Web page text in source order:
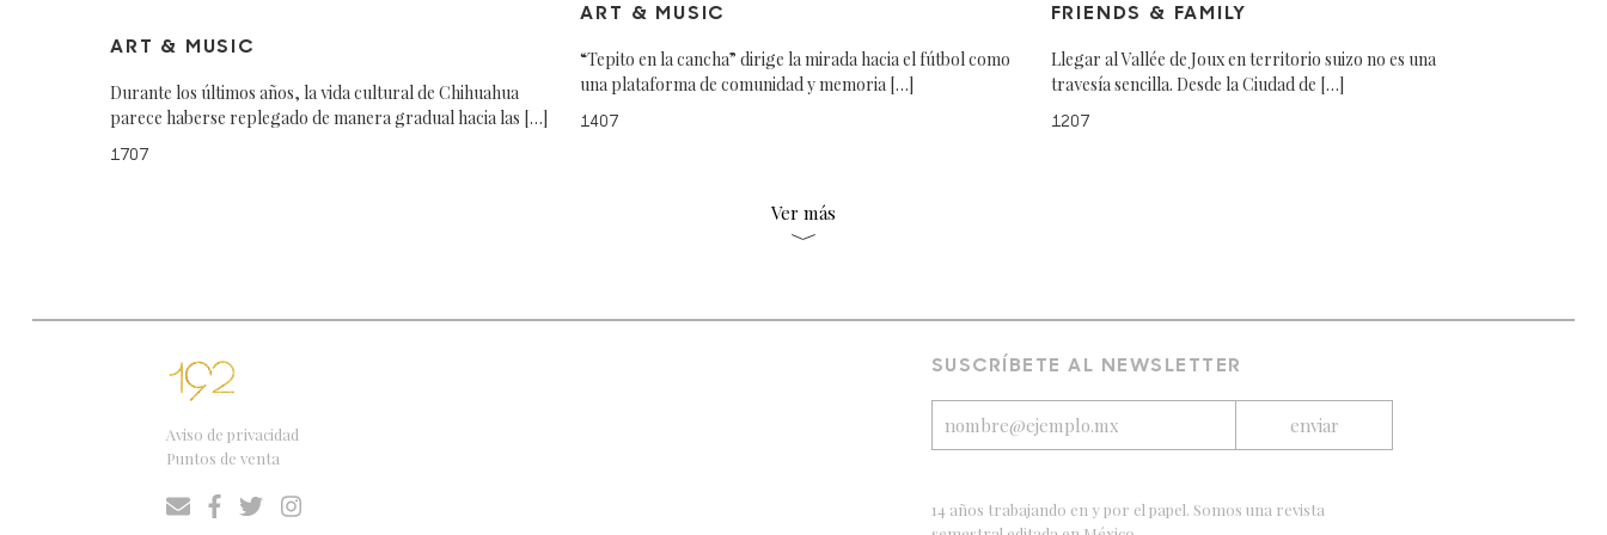
ART & MUSIC
Durante los últimos años, la vida cultural de Chihuahua
parece haberse replegado de manera gradual hacia las […]
1707
ART & MUSIC
“Tepito en la cancha” dirige la mirada hacia el fútbol como
una plataforma de comunidad y memoria […]
1407
FRIENDS & FAMILY
Llegar al Vallée de Joux en territorio suizo no es una
travesía sencilla. Desde la Ciudad de […]
1207
Ver más
Aviso de privacidad
Puntos de venta
SUSCRÍBETE AL NEWSLETTER
14 años trabajando en y por el papel. Somos una revista